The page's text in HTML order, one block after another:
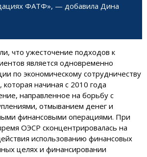
ФАТФ», — добавила Дина
что ужесточение подходов к
является одновременно
по экономическому сотрудничеству
начиная с 2010 года
направленное на борьбу с
отмыванием денег и
финансовыми операциями. При
ОЭСР сконцентрировалась на
использованию финансовых
целях и финансировании